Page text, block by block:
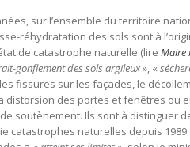
sur l’ensemble du territoire
réhydratation des sols sont à
de catastrophe naturelle (lire Maire
gonflement des sols argileux», «
fissures sur les façades, le
distorsion des portes et fenêtres ou
soutènement. Ils sont à distinguer
catastrophes naturelles depuis